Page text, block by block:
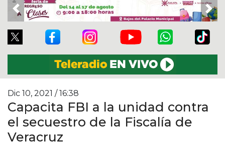
Previous
Dic 10, 2021 / 16:38
Capacita FBI a la unidad contra
el secuestro de la Fiscalía de
Veracruz